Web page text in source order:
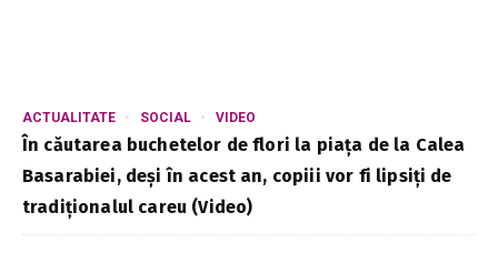
ACTUALITATE SOCIAL VIDEO
În căutarea buchetelor de flori la piața de la Calea
Basarabiei, deși în acest an, copiii vor fi lipsiți de
tradiționalul careu (Video)